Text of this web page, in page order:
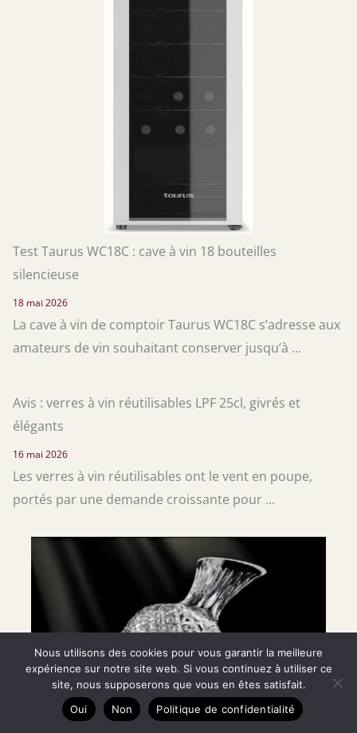
Test Taurus WC18C : cave à vin 18 bouteilles
silencieuse
18 mai 2026
La cave à vin de comptoir Taurus WC18C s’adresse aux
amateurs de vin souhaitant conserver jusqu’à ...
Avis : verres à vin réutilisables LPF 25cl, givrés et
élégants
16 mai 2026
Les verres à vin réutilisables ont le vent en poupe,
portés par une demande croissante pour ...
Nous utilisons des cookies pour vous garantir la meilleure
expérience sur notre site web. Si vous continuez à utiliser ce
site, nous supposerons que vous en êtes satisfait.
Oui
Non Politique de confidentialité